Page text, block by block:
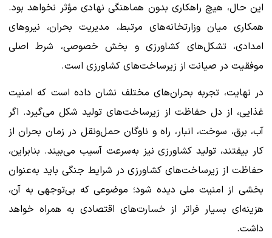
این حال، هیچ راهکاری بدون هماهنگی نهادی مؤثر نخواهد بود.
همکاری میان وزارتخانه‌های مرتبط، مدیریت بحران، نیروهای
امدادی، تشکل‌های کشاورزی و بخش خصوصی، شرط اصلی
موفقیت در صیانت از زیرساخت‌های کشاورزی است.
در نهایت، تجربه بحران‌های مختلف نشان داده است که امنیت
غذایی، از دل حفاظت از زیرساخت‌های تولید شکل می‌گیرد. اگر
آب، برق، سوخت، انبار، راه و ناوگان حمل‌ونقل در زمان بحران از
کار بیفتند، تولید کشاورزی نیز به‌سرعت آسیب می‌بیند. بنابراین،
حفاظت از زیرساخت‌های کشاورزی در شرایط جنگی باید به‌عنوان
بخشی از امنیت ملی دیده شود؛ موضوعی که بی‌توجهی به آن،
هزینه‌ای بسیار فراتر از خسارت‌های اقتصادی به همراه خواهد
داشت.